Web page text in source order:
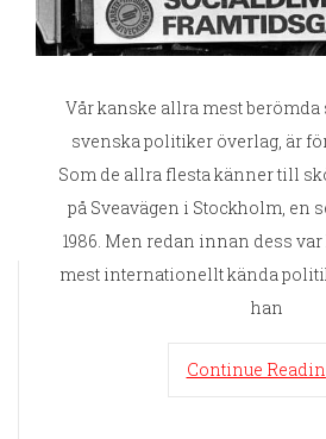
Vår kanske allra mest
svenska politiker överlag, är
Som de allra flesta känner till
på Sveavägen i Stockholm, en
1986. Men redan innan dess
mest internationellt kända
han
Continue